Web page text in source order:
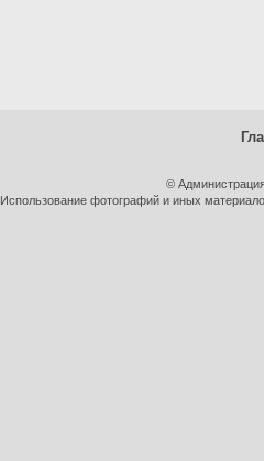
©
Использование фотографий и иных